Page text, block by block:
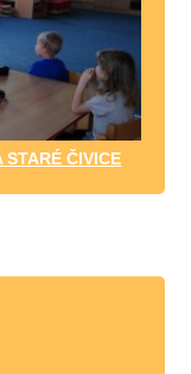
STARÉ ČIVICE